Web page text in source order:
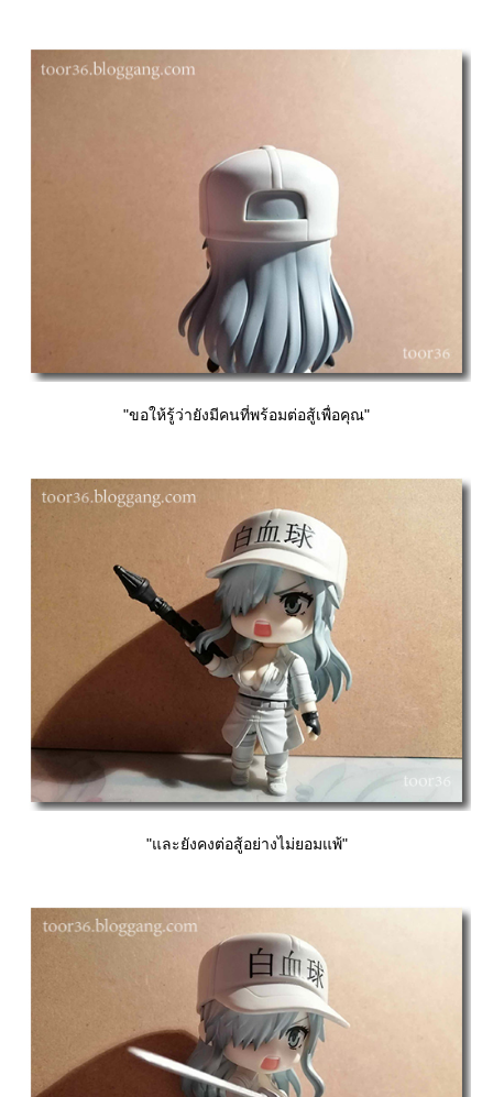
"ขอให้รู้ว่ายังมีคนที่พร้อมต่อสู้เพื่อคุณ"
"และยังคงต่อสู้อย่างไม่ยอมแพ้"